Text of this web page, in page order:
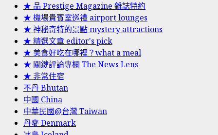
★ 品 Prestige Magazine 雜誌特約
★ 機場貴賓室巡禮 airport lounges
★ 神秘奇特的景點 mystery attractions
★ 精選文章 editor's pick
★ 美食好吃在哪裡？what a meal
★ 關鍵評論專欄 The News Lens
★ 非常住宿
不丹 Bhutan
中國 China
中華民國@台灣 Taiwan
丹麥 Denmark